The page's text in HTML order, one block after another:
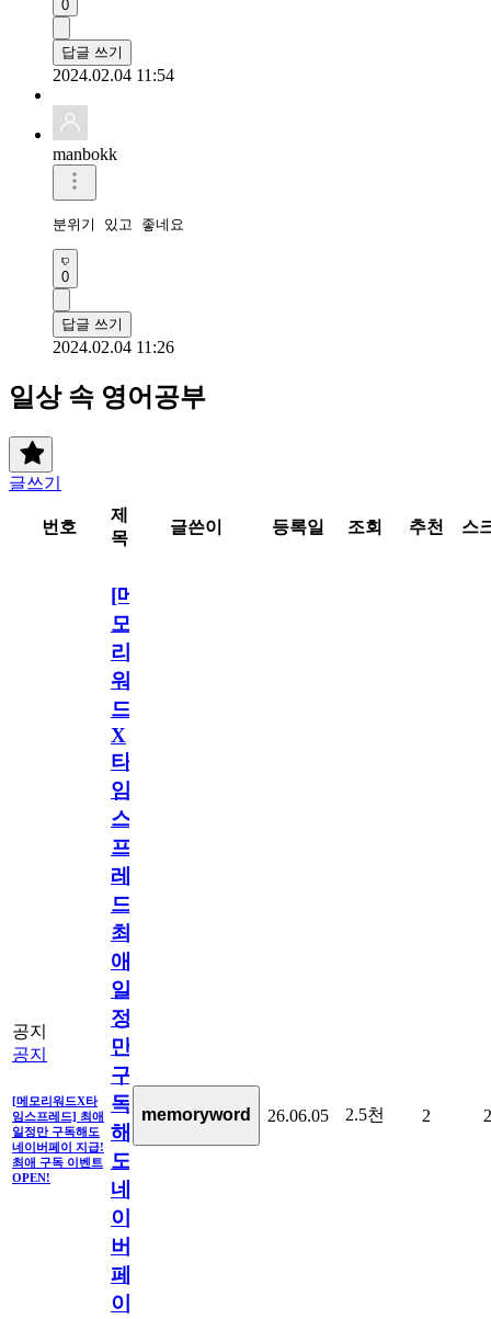
0
답글 쓰기
2024.02.04 11:54
manbokk
분위기 있고 좋네요
0
답글 쓰기
2024.02.04 11:26
일상 속 영어공부
글쓰기
번호
제
목
글쓴이 등록일 조회 추천 스
공지
공지
[메모리워드X타
임스프레드] 최애
일정만 구독해도
네이버페이 지급!
최애 구독 이벤트
OPEN!
[메
모
리
워
드
X
타
임
스
프
레
드]
최
애
일
정
만
구
독
해
도
네
이
버
페
이
memoryword 26.06.05 2.5천 2 2